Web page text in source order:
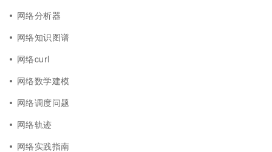
网络分析器
网络知识图谱
网络curl
网络数学建模
网络调度问题
网络轨迹
网络实践指南